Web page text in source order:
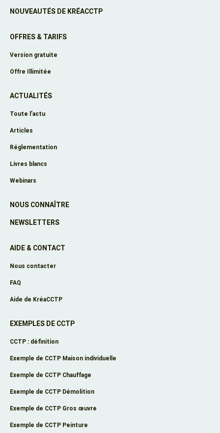
NOUVEAUTÉS DE KRÉACCTP
OFFRES & TARIFS
Version gratuite
Offre Illimitée
ACTUALITÉS
Toute l’actu
Articles
Réglementation
Livres blancs
Webinars
NOUS CONNAÎTRE
NEWSLETTERS
AIDE & CONTACT
Nous contacter
FAQ
Aide de KréaCCTP
EXEMPLES DE CCTP
CCTP : définition
Exemple de CCTP Maison individuelle
Exemple de CCTP Chauffage
Exemple de CCTP Démolition
Exemple de CCTP Gros œuvre
Exemple de CCTP Peinture